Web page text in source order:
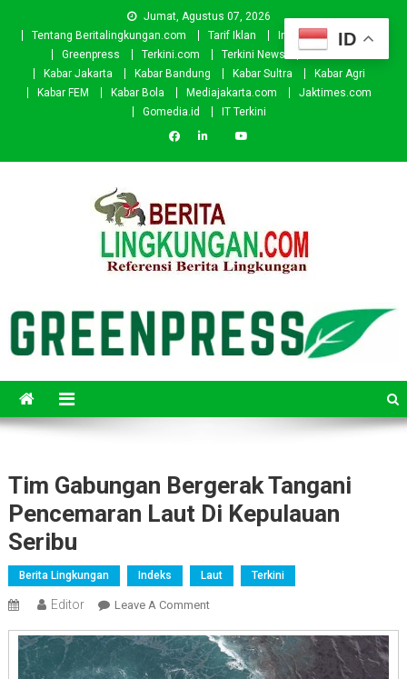
Jumat, Agustus 07, 2026
Tentang Beritalingkungan.com
Tarif Iklan Investor
Donasi
Greenpress
Terkini.com Terkini News
Kabar.id
Kabar Jakarta
Kabar Bandung Kabar Sultra
Kabar Agri
Kabar FEM
Kabar Bola Mediajakarta.com
Jaktimes.com
Gomedia.id
IT Terkini
Tim Gabungan Bergerak Tangani
Pencemaran Laut Di Kepulauan
Seribu
Berita Lingkungan Indeks Laut Terkini
Editor Leave A CommentOn
Gabungan
Bergerak
ID